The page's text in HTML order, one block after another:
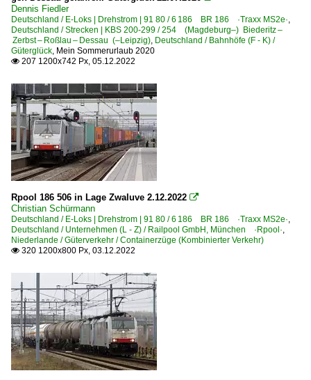
Dennis Fiedler
Deutschland / E-Loks | Drehstrom | 91 80 / 6 186 BR 186 ·Traxx MS2e·,
Deutschland / Strecken | KBS 200-299 / 254 (Magdeburg–) Biederitz –
Zerbst – Roßlau – Dessau (–Leipzig), Deutschland / Bahnhöfe (F - K) /
Güterglück, Mein Sommerurlaub 2020
 207 1200x742 Px, 05.12.2022
Rpool 186 506 in Lage Zwaluve 2.12.2022 
Christian Schürmann
Deutschland / E-Loks | Drehstrom | 91 80 / 6 186 BR 186 ·Traxx MS2e·,
Deutschland / Unternehmen (L - Z) / Railpool GmbH, München ·Rpool·,
Niederlande / Güterverkehr / Containerzüge (Kombinierter Verkehr)
 320 1200x800 Px, 03.12.2022